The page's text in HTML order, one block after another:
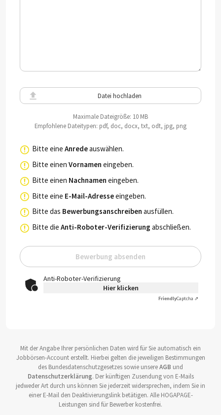
Datei hochladen
Maximale Dateigröße: 10 MB
Empfohlene Dateitypen: pdf, doc, docx, txt, odt, jpg, png
Bitte eine Anredeauswählen.
Bitte einen Vornamen eingeben.
Bitte einen Nachnamen eingeben.
Bitte eine E-Mail-Adresseeingeben.
Bitte das Bewerbungsanschreiben ausfüllen.
Bitte die Anti-Roboter-Verifizierung abschließen.
Bewerbung absenden
Anti-Roboter-Verifizierung
Hier klicken
FriendlyCaptcha ⇗
Mit der Angabe Ihrer persönlichen Daten wird für Sie automatisch ein
Jobbörsen-Account erstellt. Hierbei gelten die jeweiligen Bestimmungen
des Bundesdatenschutzgesetzes sowie unsereAGB und
Datenschutzerklärung. Der künftigen Zusendung von E-Mails
jedweder Art durch uns können Sie jederzeit widersprechen, indem Sie in
einer E-Mail den Deaktivierungslink betätigen. Alle HOGAPAGE-
Leistungen sind für Bewerber kostenfrei.